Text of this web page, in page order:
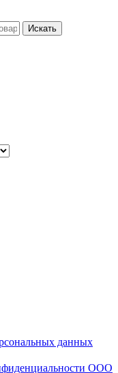
Искать
данных
ООО